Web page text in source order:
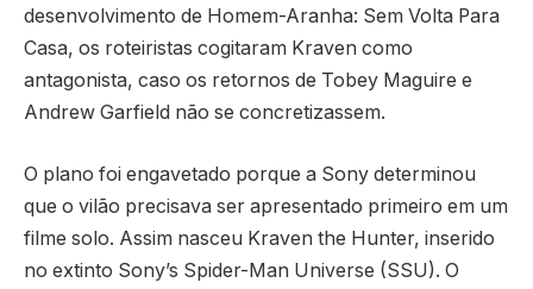
desenvolvimento de Homem-Aranha: Sem Volta Para
Casa, os roteiristas cogitaram Kraven como
antagonista, caso os retornos de Tobey Maguire e
Andrew Garfield não se concretizassem.
O plano foi engavetado porque a Sony determinou
que o vilão precisava ser apresentado primeiro em um
filme solo. Assim nasceu Kraven the Hunter, inserido
no extinto Sony’s Spider-Man Universe (SSU). O